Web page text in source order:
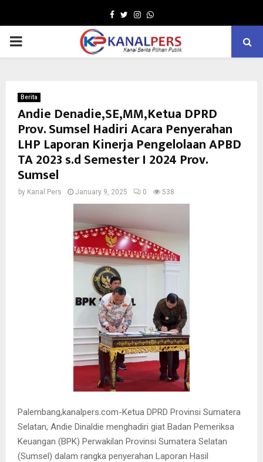
Facebook
TwitterInstagram
Whatsapp
PRIMARY
Berita
Andie Denadie,SE,MM,Ketua DPRD
Prov. Sumsel Hadiri Acara Penyerahan
LHP Laporan Kinerja Pengelolaan APBD
TA 2023 s.d Semester I 2024 Prov.
Sumsel
by Kanal Pers January 9, 2025 0 538
Palembang,kanalpers.com-Ketua DPRD Provinsi Sumatera
Selatan, Andie Dinaldie menghadiri giat Badan Pemeriksa
Keuangan (BPK) Perwakilan Provinsi Sumatera Selatan
(Sumsel) dalam rangka penyerahan Laporan Hasil